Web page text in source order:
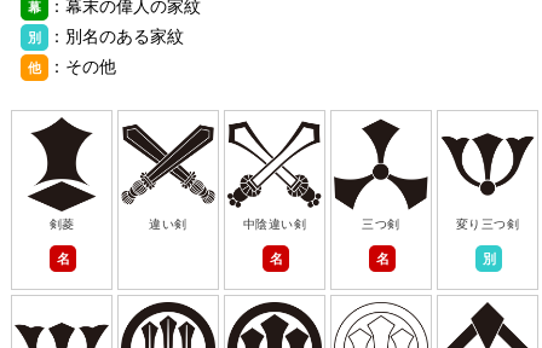
幕 ：幕末の偉人の家紋
別 ：別名のある家紋
他 ：その他
剣菱
名
違い剣 中陰違い剣
名
三つ剣
名
変り三つ剣
別